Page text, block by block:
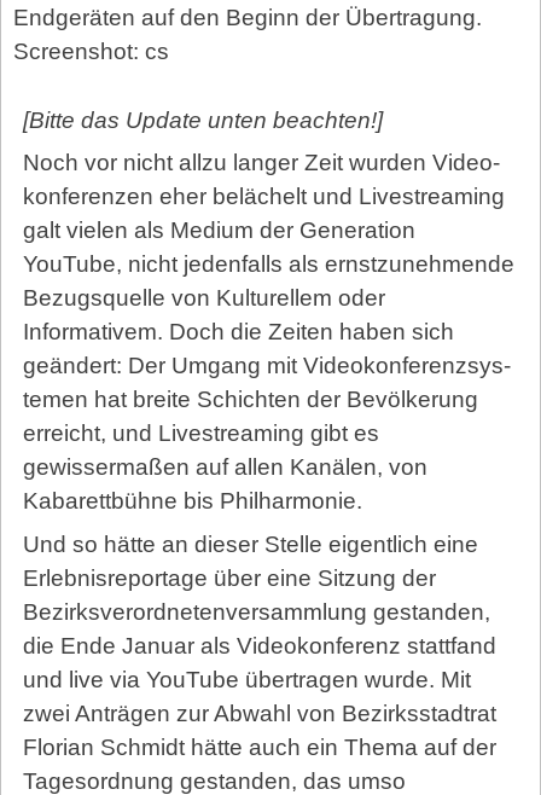
Endgeräten auf den Beginn der Übertragung.
Screenshot: cs
[Bitte das Update unten beachten!]
Noch vor nicht allzu langer Zeit wurden Video­
kon­fe­ren­zen eher belächelt und Livestreaming
galt vielen als Medium der Generation
YouTube, nicht jedenfalls als ernstzunehmende
Bezugsquelle von Kulturellem oder
Informativem. Doch die Zeiten haben sich
geändert: Der Umgang mit Video­kon­fe­renz­sys­
te­men hat breite Schichten der Bevölkerung
erreicht, und Livestreaming gibt es
gewissermaßen auf allen Kanälen, von
Kabarettbühne bis Philharmonie.
Und so hätte an dieser Stelle eigentlich eine
Erlebnisreportage über eine Sitzung der
Bezirksverordnetenversammlung gestanden,
die Ende Januar als Videokonferenz stattfand
und live via YouTube übertragen wurde. Mit
zwei Anträgen zur Abwahl von Bezirksstadtrat
Florian Schmidt hätte auch ein Thema auf der
Tagesordnung gestanden, das umso